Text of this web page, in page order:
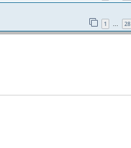
1 28